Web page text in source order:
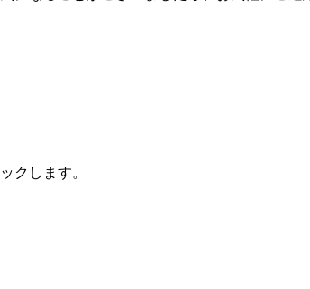
クします。